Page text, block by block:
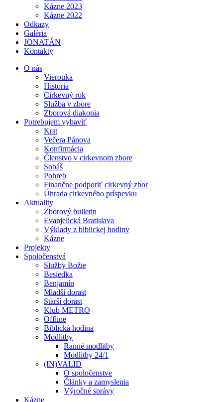
Kázne 2023
Kázne 2022
Odkazy
Galéria
JONATÁN
Kontakty
O nás
Vierouka
História
Cirkevný rok
Služba v zbore
Zborová diakonia
Potrebujem vybaviť
Krst
Večera Pánova
Konfirmácia
Členstvo v cirkevnom zbore
Sobáš
Pohreb
Finančne podporiť cirkevný zbor
Úhrada cirkevného príspevku
Aktuality
Zborový bulletin
Evanjelická Bratislava
Výklady z biblickej hodiny
Kázne
Projekty
Spoločenstvá
Služby Božie
Besiedka
Benjamín
Mladší dorast
Starší dorast
Klub METRO
Offline
Biblická hodina
Modlitby
Ranné modlitby
Modlitby 24/1
(IN)VALID
O spoločenstve
Články a zamyslenia
Výročné správy
Kázne